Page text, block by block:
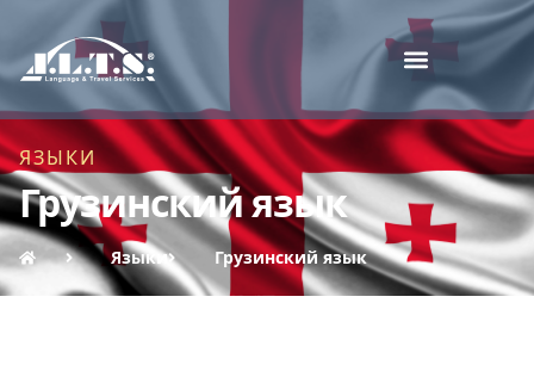
ЯЗЫКИ
Грузинский язык
Языки Грузинский язык